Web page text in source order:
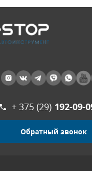
+ 375 (29) 192-09-
Обратный звонок